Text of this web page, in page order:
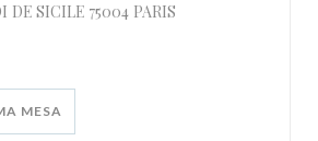
DE SICILE 75004 PARIS
MESA